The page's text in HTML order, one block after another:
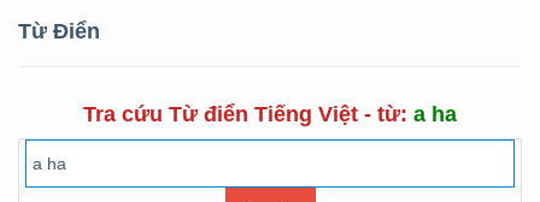
Từ Điển
Tra cứu Từ điển Tiếng Việt - từ: a ha